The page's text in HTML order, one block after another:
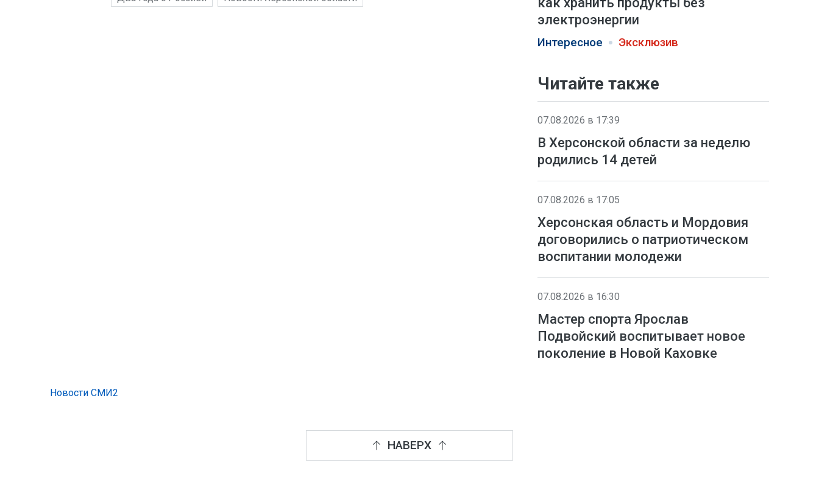
электроэнергии
Интересное Эксклюзив
Читайте также
07.08.2026 в 17:39
В Херсонской области за неделю
родились 14 детей
07.08.2026 в 17:05
Херсонская область и Мордовия
договорились о патриотическом
воспитании молодежи
07.08.2026 в 16:30
Мастер спорта Ярослав
Подвойский воспитывает новое
поколение в Новой Каховке
Новости СМИ2
НАВЕРХ